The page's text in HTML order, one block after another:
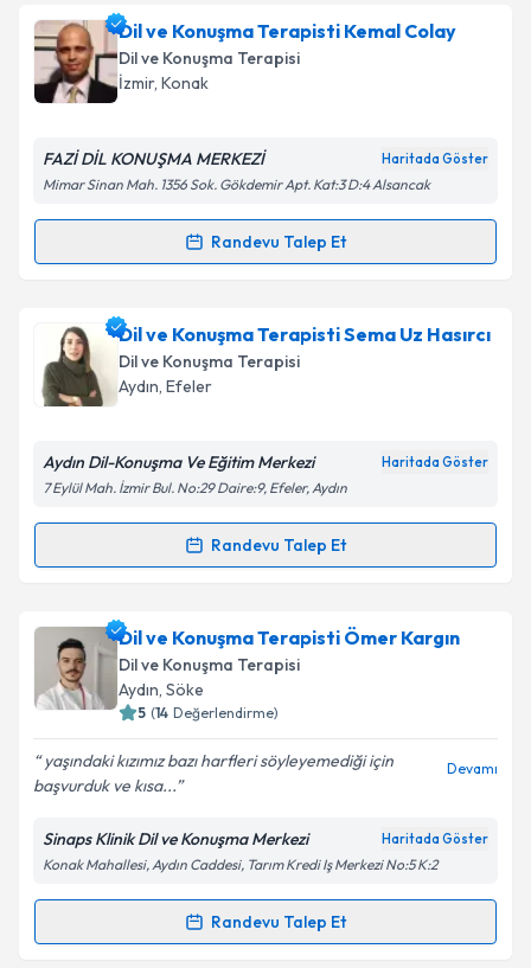
Takvim Talebini Gönder
Dil ve Konuşma Terapisti Emrah Adil Can
Gündoğduiçin randevu takvimi talebi oluşturun. Size
bu uzmandan randevu almanız için bir takvim
hazırlandığında e-posta ile bilgilendireceğiz.
E-posta Adresiniz
Kişisel verilerimin işlenmesine ilişkinAydınlatma
kapsamda işlenmesini kabul ediyorum.
Takvim Talebini Gönder
Dil ve Konuşma Terapisti Kemal Colay
Dil ve Konuşma Terapisi
İzmir, Konak
FAZİ DİL KONUŞMA MERKEZİ Haritada Göster
Mimar Sinan Mah. 1356 Sok. Gökdemir Apt. Kat:3 D:4 Alsancak
Randevu Talep Et
Randevu Takvimi Talebi
Dil ve Konuşma Terapisti Kemal Colayiçin randevu
takvimi talebi oluşturun. Size bu uzmandan randevu
almanız için bir takvim hazırlandığında e-posta ile
bilgilendireceğiz.
Kişisel verilerimin işlenmesine ilişkinAydınlatma
kapsamda işlenmesini kabul ediyorum.
Takvim Talebini Gönder
Dil ve Konuşma Terapisti Sema Uz Hasırcı
Dil ve Konuşma Terapisi
Aydın, Efeler
Aydın Dil-Konuşma Ve Eğitim Merkezi Haritada Göster
7 Eylül Mah. İzmir Bul. No:29 Daire:9, Efeler, Aydın
Randevu Talep Et
Randevu Takvimi Talebi
Dil ve Konuşma Terapisti Sema Uz Hasırcıiçin
randevu takvimi talebi oluşturun. Size bu uzmandan
randevu almanız için bir takvim hazırlandığında e-
posta ile bilgilendireceğiz.
E-posta Adresiniz
Kişisel verilerimin işlenmesine ilişkinAydınlatma
Metni'ni okudum ve kişisel verilerimin belirtilen
kapsamda işlenmesini kabul ediyorum.
Dil ve Konuşma Terapisti Ömer Kargın
Dil ve Konuşma Terapisi
Aydın, Söke
5 (14 Değerlendirme)
yaşındaki kızımız bazı harfleri söyleyemediği için
başvurduk ve kısa...
Devamı
Sinaps Klinik Dil ve Konuşma Merkezi Haritada Göster
Konak Mahallesi, Aydın Caddesi, Tarım Kredi Iş Merkezi No:5 K:2
Randevu Talep Et
Randevu Takvimi Talebi